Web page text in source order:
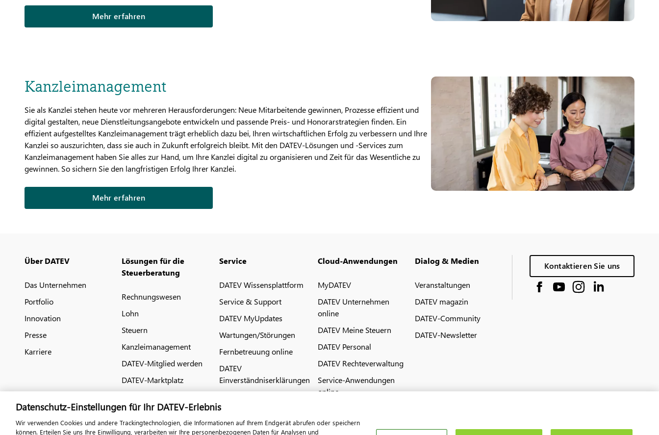
Mehr erfahren
Kanzleimanagement
Sie als Kanzlei stehen heute vor mehreren Herausforderungen: Neue Mitarbeitende gewinnen, Prozesse effizient und
digital gestalten, neue Dienstleitungsangebote entwickeln und passende Preis- und Honorarstrategien finden. Ein
effizient aufgestelltes Kanzleimanagement trägt erheblich dazu bei, Ihren wirtschaftlichen Erfolg zu verbessern und Ihre
Kanzlei so auszurichten, dass sie auch in Zukunft erfolgreich bleibt. Mit den DATEV-Lösungen und -Services zum
Kanzleimanagement haben Sie alles zur Hand, um Ihre Kanzlei digital zu organisieren und Zeit für das Wesentliche zu
gewinnen. So sichern Sie den langfristigen Erfolg Ihrer Kanzlei.
Mehr erfahren
Über DATEV
Das Unternehmen
Portfolio
Innovation
Presse
Karriere
Lösungen für die
Steuerberatung
Rechnungswesen
Lohn
Steuern
Kanzleimanagement
DATEV-Mitglied werden
DATEV-Marktplatz
Service
DATEV Wissensplattform
Service & Support
DATEV MyUpdates
Wartungen/Störungen
Fernbetreuung online
DATEV
Einverständniserklärungen
Cloud-Anwendungen
MyDATEV
DATEV Unternehmen
online
DATEV Meine Steuern
DATEV Personal
DATEV Rechteverwaltung
Service-Anwendungen
online
Dialog & Medien
Veranstaltungen
DATEV magazin
DATEV-Community
DATEV-Newsletter
Kontaktieren Sie uns
Datenschutz-Einstellungen für Ihr DATEV-Erlebnis
Wir verwenden Cookies und andere Trackingtechnologien, die Informationen auf Ihrem Endgerät abrufen oder speichern
können. Erteilen Sie uns Ihre Einwilligung, verarbeiten wir Ihre personenbezogenen Daten für Analysen und